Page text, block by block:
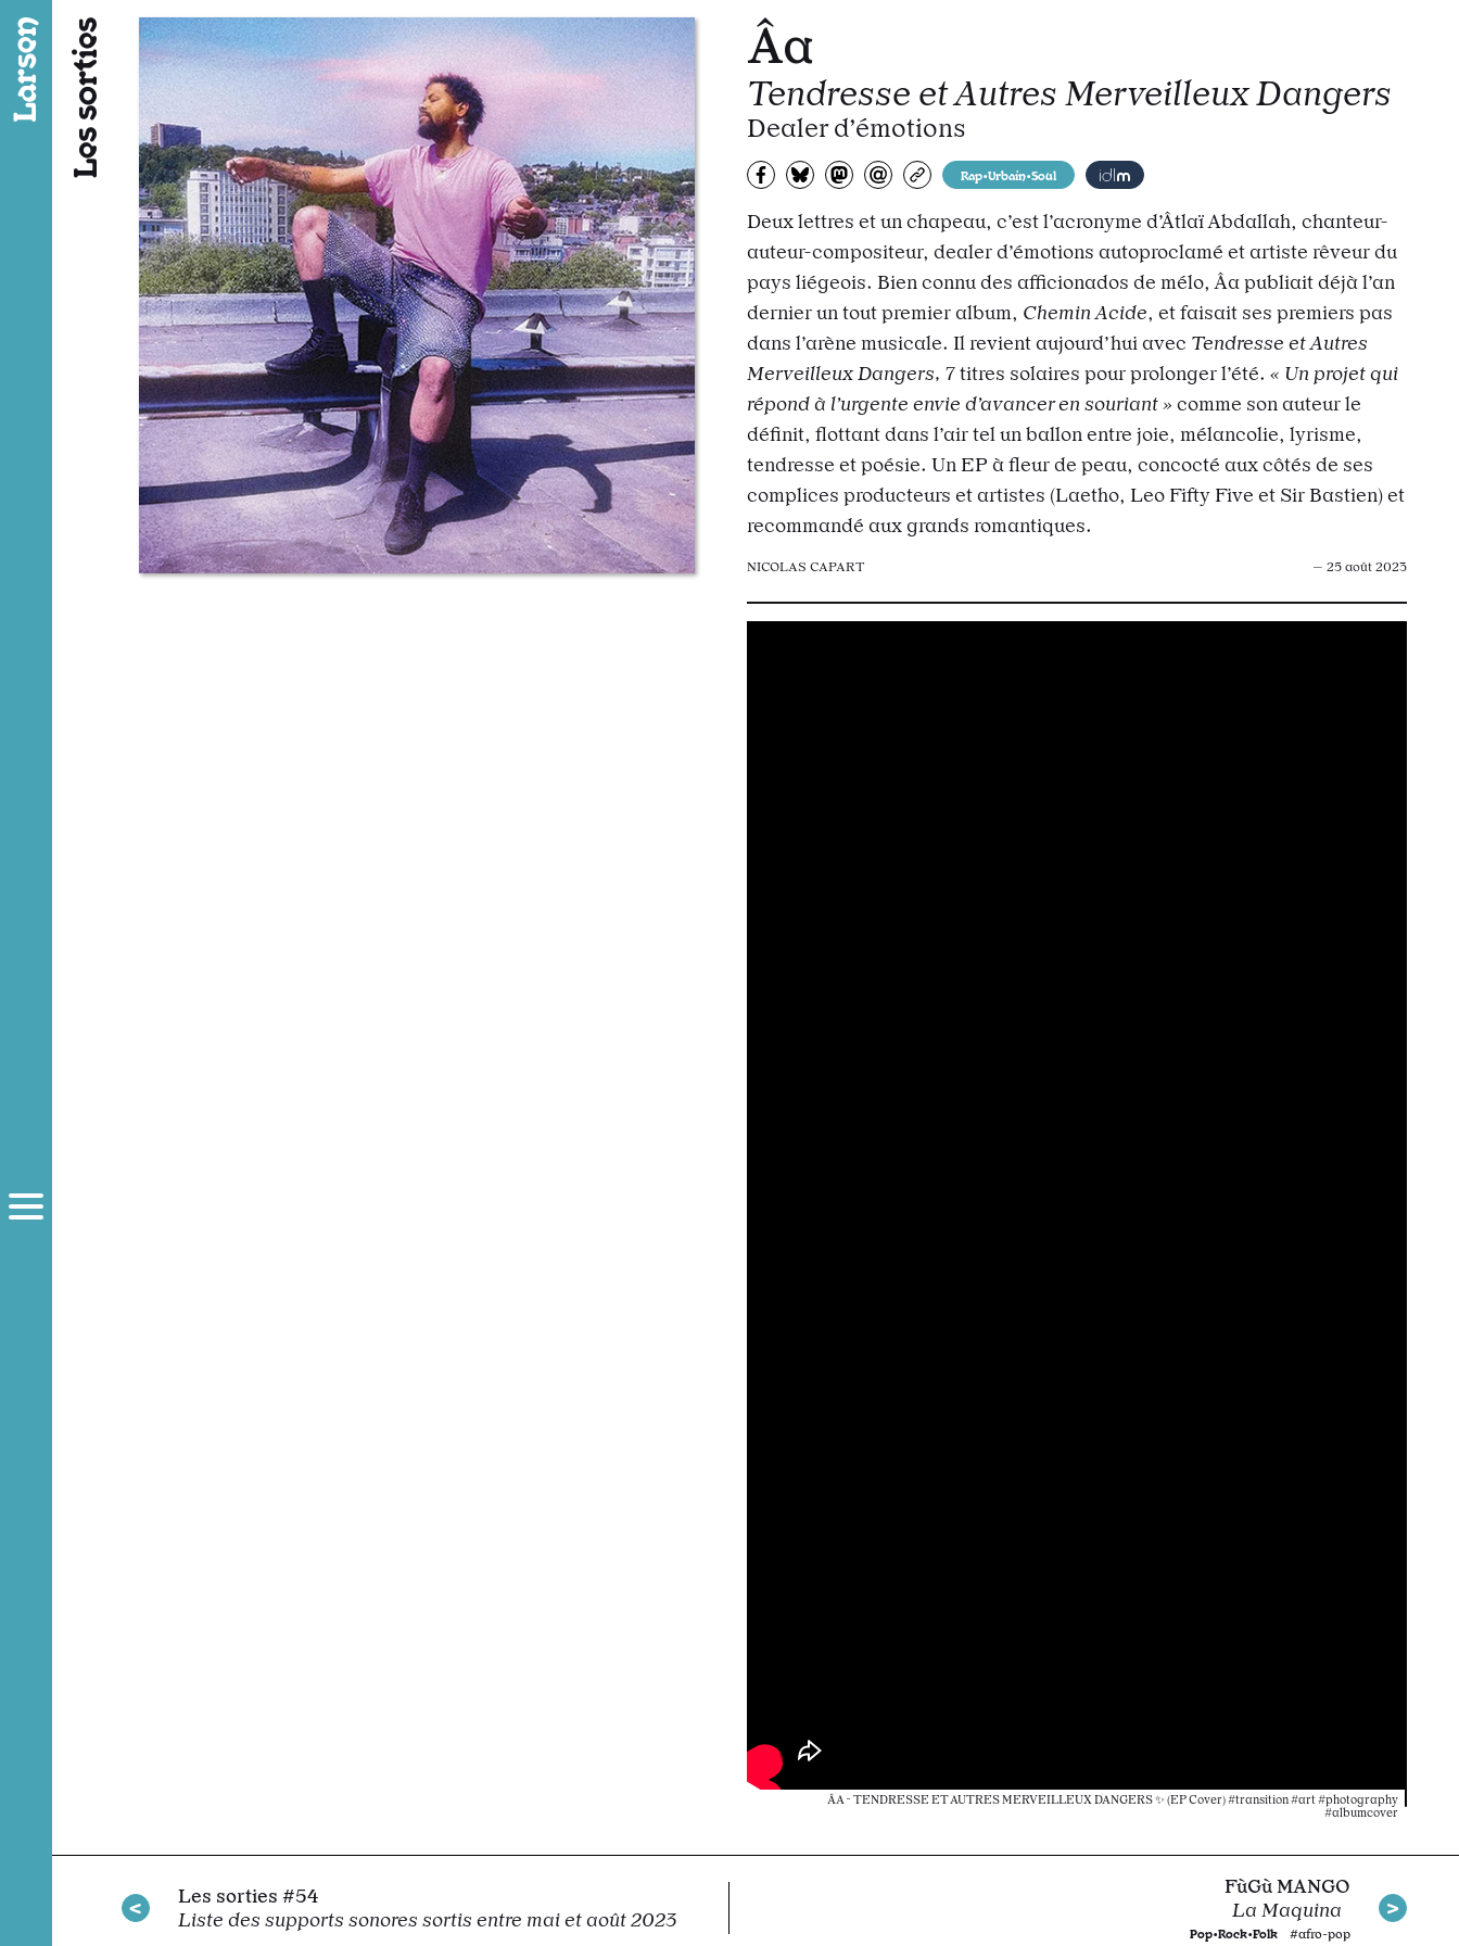
Les sorties Âa
Tendresse et Autres Merveilleux Dangers
Dealer d’émotions
Partagez sur Facebook
Partager sur Bluesky
Partager sur Mastodon
Partagez par e-mail
Copiez l’url
Rap•Urbain•Soul
Deux lettres et un chapeau, c’est l’acronyme d’Âtlaï Abdallah, chanteur-
auteur-compositeur, dealerd’émotions autoproclamé et artiste rêveur du
pays liégeois. Bien connu des afficionados de mélo, Âa publiait déjà l’an
dernier un tout premier album, Chemin Acide, et faisait ses premiers pas
dans l’arène musicale. Il revient aujourd’hui avec Tendresse et Autres
Merveilleux Dangers, 7titres solaires pourprolongerl’été. « Un projet qui
répond à l’urgente envie d’avancer en souriant » comme son auteur le
définit, flottant dans l’air tel un ballon entre joie, mélancolie, lyrisme,
tendresse et poésie. Un EP à fleur de peau, concocté aux côtés de ses
complices producteurs et artistes (Laetho, Leo Fifty Five et Sir Bastien) et
recommandé aux grands romantiques.
NICOLAS CAPART — 25 août 2023
ÂA - TENDRESSE ET AUTRES MERVEILLEUX DANGERS ✨ (EP Cover) #transition #art #photography
#albumcover
Les sorties #54
Liste des supports sonores sortis entre mai et août 2023
FùGù MANGO
La Maquina
Pop•Rock•Folk #afro-pop